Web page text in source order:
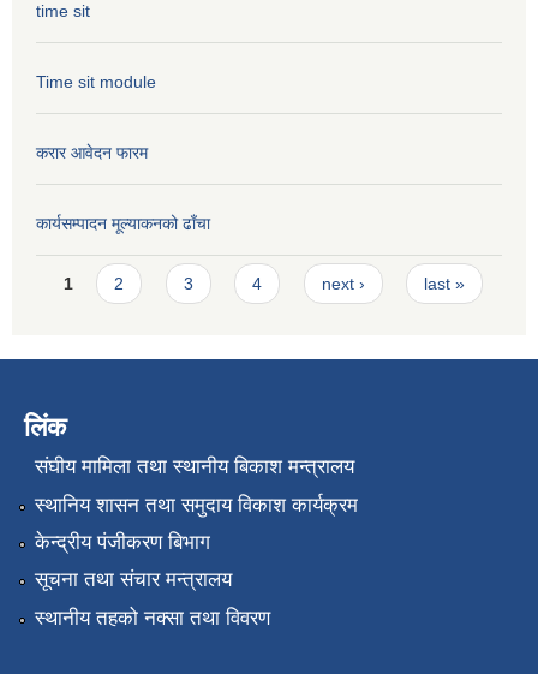
time sit
Time sit module
करार आवेदन फारम
कार्यसम्पादन मूल्या‌कनको ढाँचा
Pages
1 2 3 4 next › last »
लिंक
संघीय मामिला तथा स्थानीय बिकाश मन्त्रालय
स्थानिय शासन तथा समुदाय विकाश कार्यक्रम
केन्द्रीय पंजीकरण बिभाग
सूचना तथा संचार मन्त्रालय
स्थानीय तहको नक्सा तथा विवरण